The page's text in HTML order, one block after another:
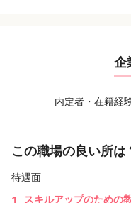
◆つるつるプリンセス
企
内定者・在籍経
この職場の良い所は
待遇面
スキルアップのための